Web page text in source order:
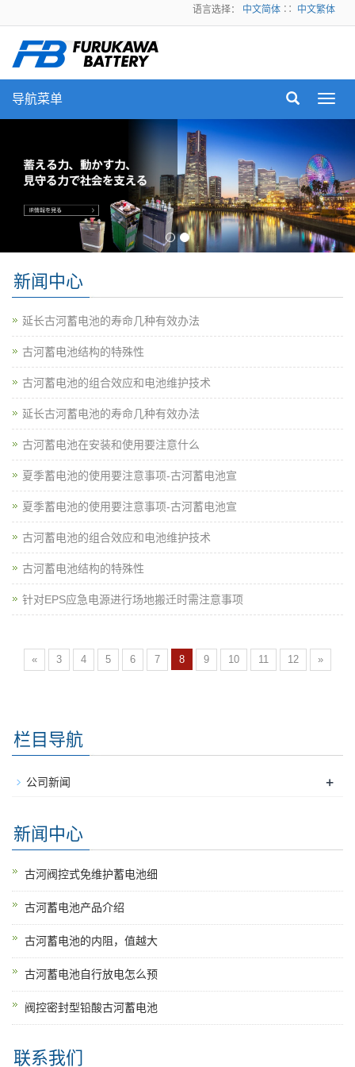
语言选择： 中文简体 ∷ 中文繁体
导航菜单
新闻中心
延长古河蓄电池的寿命几种有效办法
古河蓄电池结构的特殊性
古河蓄电池的组合效应和电池维护技术
延长古河蓄电池的寿命几种有效办法
古河蓄电池在安装和使用要注意什么
夏季蓄电池的使用要注意事项-古河蓄电池宣
夏季蓄电池的使用要注意事项-古河蓄电池宣
古河蓄电池的组合效应和电池维护技术
古河蓄电池结构的特殊性
针对EPS应急电源进行场地搬迁时需注意事项
« 3 4 5 6 7 8 9 10 11 12 »
栏目导航
公司新闻 +
新闻中心
古河阀控式免维护蓄电池细
古河蓄电池产品介绍
古河蓄电池的内阻，值越大
古河蓄电池自行放电怎么预
阀控密封型铅酸古河蓄电池
联系我们